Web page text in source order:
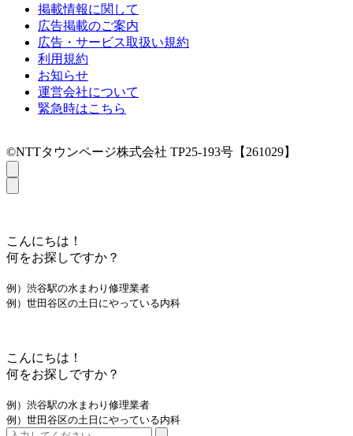
掲載情報に関して
広告掲載のご案内
広告・サービス取扱い規約
利用規約
お知らせ
運営会社について
緊急時はこちら
©NTTタウンページ株式会社 TP25-193号【261029】
こんにちは！
何をお探しですか？
例）渋谷駅の水まわり修理業者
例）世田谷区の土日にやっている内科
こんにちは！
何をお探しですか？
例）渋谷駅の水まわり修理業者
例）世田谷区の土日にやっている内科